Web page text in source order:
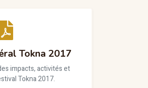
Tokna 2017
impacts, activités et
Tokna 2017.